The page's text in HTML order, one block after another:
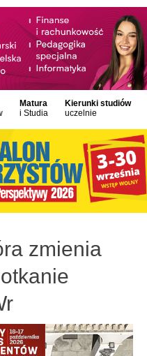
Matura
i Studia
Kierunki studiów
uczelnie
zmienia